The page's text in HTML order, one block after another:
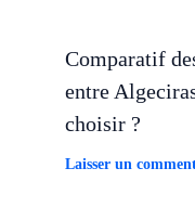
Comparatif
entre
choisir ?
Laisser un